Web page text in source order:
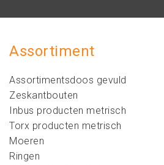
Assortiment
Assortimentsdoos gevuld
Zeskantbouten
Inbus producten metrisch
Torx producten metrisch
Moeren
Ringen